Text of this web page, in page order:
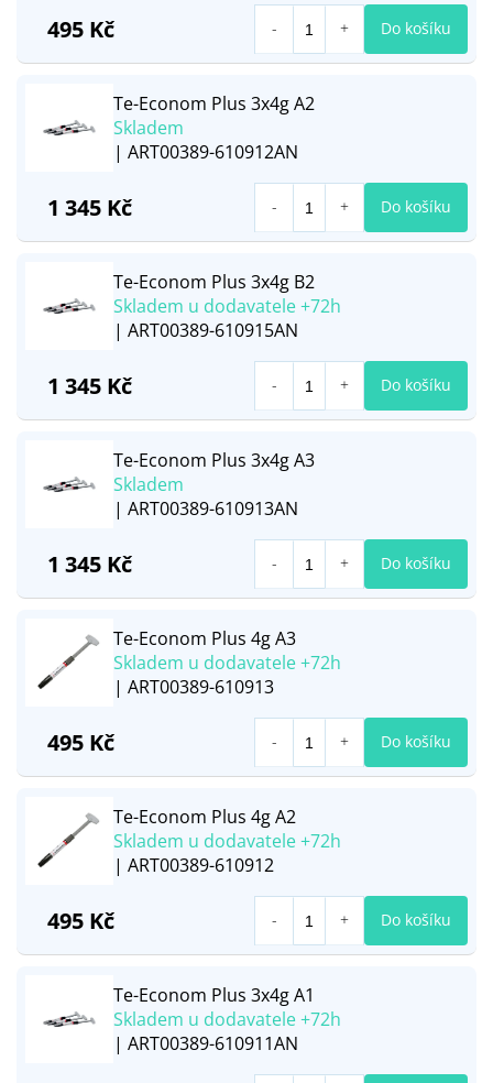
495 Kč Do košíku
Te-Econom Plus 3x4g A2
Skladem
| ART00389-610912AN
1 345 Kč Do košíku
Te-Econom Plus 3x4g B2
Skladem u dodavatele +72h
| ART00389-610915AN
1 345 Kč Do košíku
Te-Econom Plus 3x4g A3
Skladem
| ART00389-610913AN
1 345 Kč Do košíku
Te-Econom Plus 4g A3
Skladem u dodavatele +72h
| ART00389-610913
495 Kč Do košíku
Te-Econom Plus 4g A2
Skladem u dodavatele +72h
| ART00389-610912
495 Kč Do košíku
Te-Econom Plus 3x4g A1
Skladem u dodavatele +72h
| ART00389-610911AN